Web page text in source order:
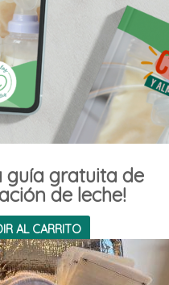
guía gratuita de
de leche!
AL CARRITO